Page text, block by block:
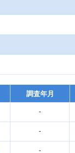
調査年月
-
-
-